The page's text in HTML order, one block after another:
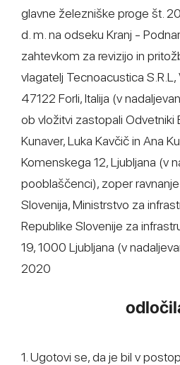
glavne železniške proge št.
d. m. na odseku Kranj -
zahtevkom za revizijo in
vlagatelj Tecnoacustica
47122 Forli, Italija (v
ob vložitvi zastopali Odvetniki
Kunaver, Luka Kavčič in Ana
Komenskega 12, Ljubljana (v
pooblaščenci), zoper
Slovenija, Ministrstvo za
Republike Slovenije za
19, 1000 Ljubljana (v
2020
1. Ugotovi se, da je bil v